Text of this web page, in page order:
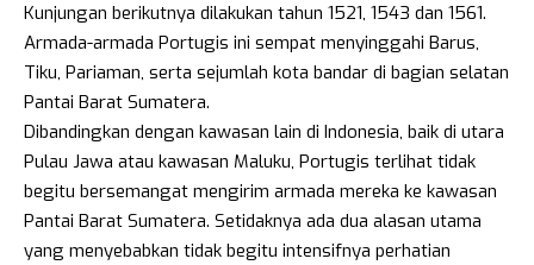
Kunjungan berikutnya dilakukan tahun 1521, 1543 dan 1561.
Armada-armada Portugis ini sempat menyinggahi Barus,
Tiku, Pariaman, serta sejumlah kota bandar di bagian selatan
Pantai Barat Sumatera.
Dibandingkan dengan kawasan lain di Indonesia, baik di utara
Pulau Jawa atau kawasan Maluku, Portugis terlihat tidak
begitu bersemangat mengirim armada mereka ke kawasan
Pantai Barat Sumatera. Setidaknya ada dua alasan utama
yang menyebabkan tidak begitu intensifnya perhatian